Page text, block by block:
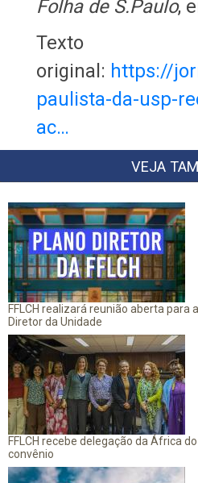
Folha de S.Paulo,
Texto
original: https://
paulista-da-usp-
ac…
VEJA
FFLCH realizará reunião aberta
Diretor da Unidade
FFLCH recebe delegação da África
convênio